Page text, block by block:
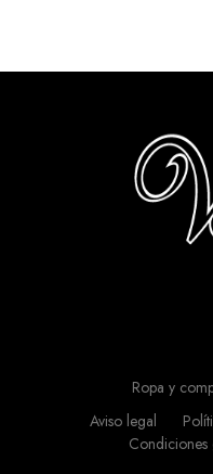
Ropa y
Aviso legal
Condiciones